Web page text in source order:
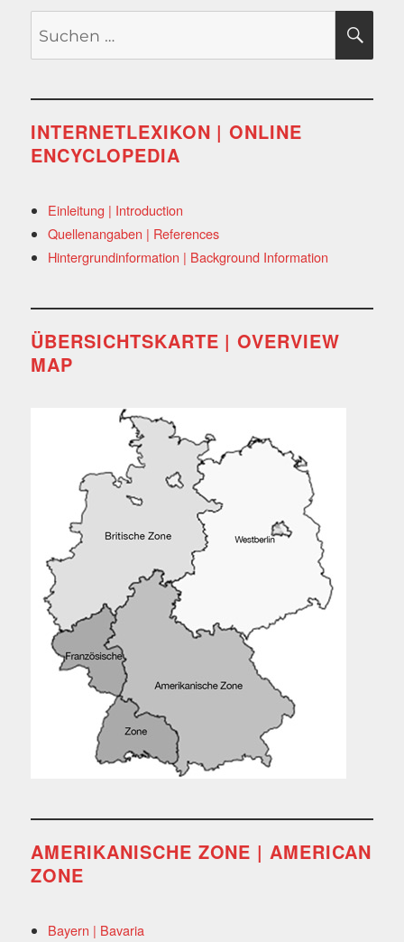
nach:
INTERNETLEXIKON | ONLINE
ENCYCLOPEDIA
Einleitung | Introduction
Quellenangaben | References
Hintergrundinformation | Background Information
ÜBERSICHTSKARTE | OVERVIEW
MAP
AMERIKANISCHE ZONE | AMERICAN
ZONE
Bayern | Bavaria